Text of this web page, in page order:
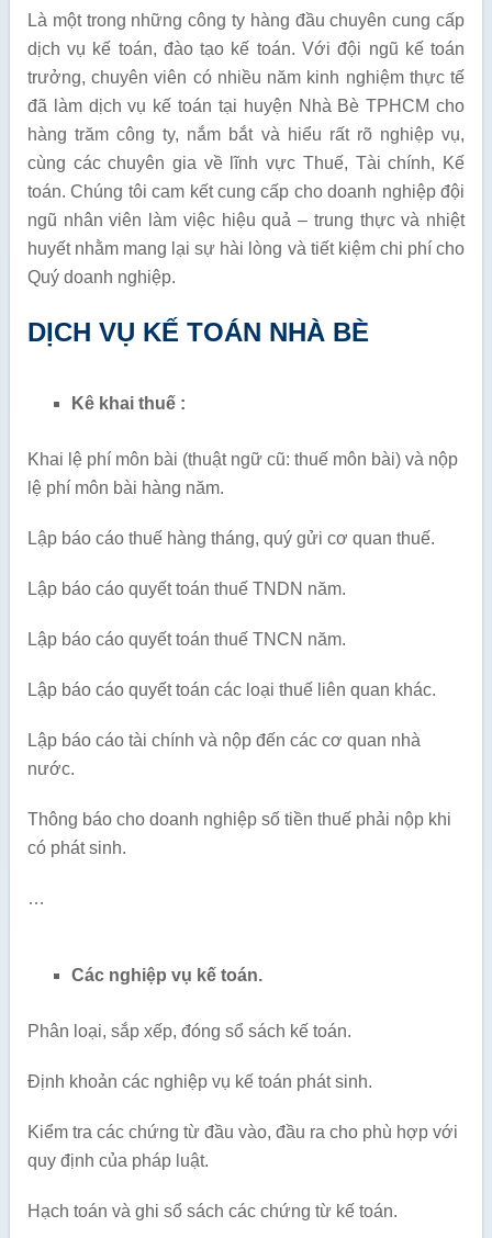
Là một trong những công ty hàng đầu chuyên cung cấp
dịch vụ kế toán, đào tạo kế toán. Với đội ngũ kế toán
trưởng, chuyên viên có nhiều năm kinh nghiệm thực tế
đã làm dịch vụ kế toán tại huyện Nhà Bè TPHCM cho
hàng trăm công ty, nắm bắt và hiểu rất rõ nghiệp vụ,
cùng các chuyên gia về lĩnh vực Thuế, Tài chính, Kế
toán. Chúng tôi cam kết cung cấp cho doanh nghiệp đội
ngũ nhân viên làm việc hiệu quả – trung thực và nhiệt
huyết nhằm mang lại sự hài lòng và tiết kiệm chi phí cho
Quý doanh nghiệp.
DỊCH VỤ KẾ TOÁN NHÀ BÈ
Kê khai thuế :
Khai lệ phí môn bài (thuật ngữ cũ: thuế môn bài) và nộp
lệ phí môn bài hàng năm.
Lập báo cáo thuế hàng tháng, quý gửi cơ quan thuế.
Lập báo cáo quyết toán thuế TNDN năm.
Lập báo cáo quyết toán thuế TNCN năm.
Lập báo cáo quyết toán các loại thuế liên quan khác.
Lập báo cáo tài chính và nộp đến các cơ quan nhà
nước.
Thông báo cho doanh nghiệp số tiền thuế phải nộp khi
có phát sinh.
…
Các nghiệp vụ kế toán.
Phân loại, sắp xếp, đóng sổ sách kế toán.
Định khoản các nghiệp vụ kế toán phát sinh.
Kiểm tra các chứng từ đầu vào, đầu ra cho phù hợp với
quy định của pháp luật.
Hạch toán và ghi sổ sách các chứng từ kế toán.